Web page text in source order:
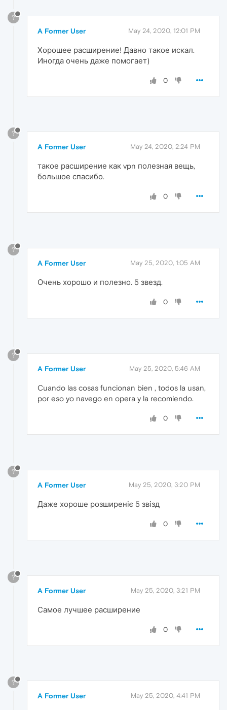
?
A Former User May 24, 2020, 12:01 PM
Хорошее расширение! Давно такое искал.
Иногда очень даже помогает)
0
?
A Former User May 24, 2020, 2:24 PM
такое расширение как vpn полезная вещь,
большое спасибо.
0
?
A Former User May 25, 2020, 1:05 AM
Очень хорошо и полезно. 5 звезд.
0
?
A Former User May 25, 2020, 5:46 AM
Cuando las cosas funcionan bien , todos la usan,
por eso yo navego en opera y la recomiendo.
0
?
A Former User May 25, 2020, 3:20 PM
Даже хороше розширеніє 5 звізд
0
?
A Former User May 25, 2020, 3:21 PM
Самое лучшее расширение
0
?
A Former User May 25, 2020, 4:41 PM